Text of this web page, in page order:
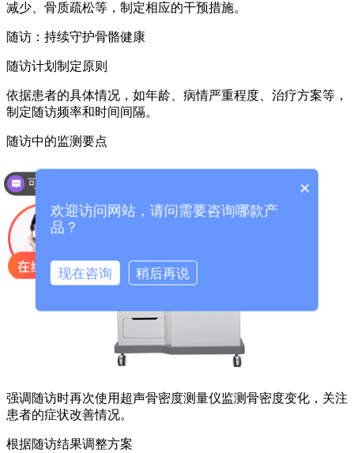
减少、骨质疏松等，制定相应的干预措施。
随访：持续守护骨骼健康
随访计划制定原则
依据患者的具体情况，如年龄、病情严重程度、治疗方案等，
制定随访频率和时间间隔。
随访中的监测要点
强调随访时再次使用超声骨密度测量仪监测骨密度变化，关注
患者的症状改善情况。
根据随访结果调整方案
×
欢迎访问网站，请问需要咨询哪款产
品？
现在咨询 稍后再说